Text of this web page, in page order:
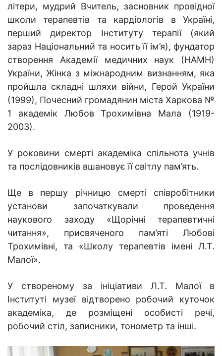
літери, мудрий Вчитель, засновник провідної
школи терапевтів та кардіологів в Україні,
перший директор Інституту терапії (який
зараз Національний та носить її ім’я), фундатор
створення Академії медичних наук (НАМН)
України, Жінка з міжнародним визнанням, яка
пройшла складні шляхи війни, Герой України
(1999), Почесний громадянин міста Харкова №
1 академік Любов Трохимівна Мала (1919-
2003).
У роковини смерті академіка спільнота учнів
та послідовників вшановує її світлу пам’ять.
Ще в першу річницю смерті співробітники
установи започаткували проведення
наукового заходу «Щорічні терапевтичні
читання», присвяченого пам’яті Любові
Трохимівні, та «Школу терапевтів імені Л.Т.
Малої».
У створеному за ініціативи Л.Т. Малої в
Інституті музеї відтворено робочий куточок
академіка, де розміщені особисті речі,
робочий стіл, записники, тонометр та інші.